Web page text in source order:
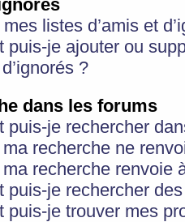
listes d’amis et
puis-je ajouter ou
?
dans les forums
puis-je rechercher
recherche ne
recherche renvoie
puis-je rechercher
puis-je trouver mes